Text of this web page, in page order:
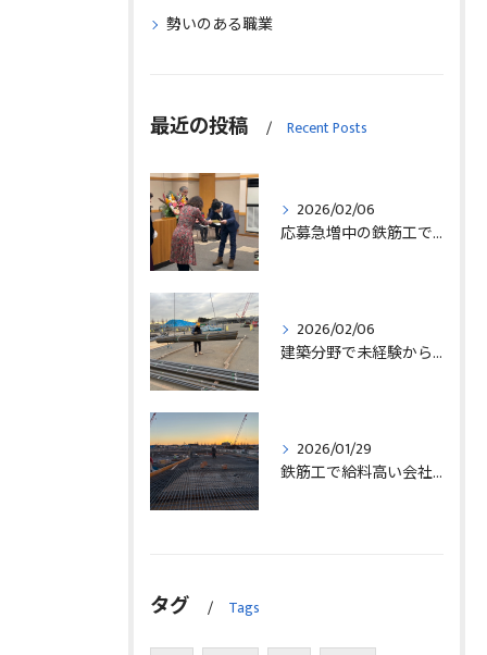
勢いのある職業
最近の投稿 Recent Posts
2026/02/06
応募急増中の鉄筋工で高給を目指す方法徹底解説埼玉県三郷市版
2026/02/06
建築分野で未経験から始める求人探しと三郷市で正社員就職の秘訣
2026/01/29
鉄筋工で給料高い会社に転職したリアルなインタビュー事例を埼玉県三郷市で解説
タグ Tags